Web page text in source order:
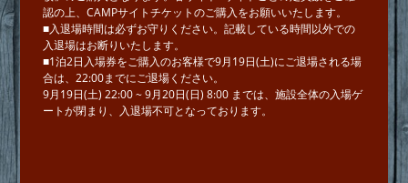
認の上、CAMPサイトチケットのご購⼊をお願いいたします。
■⼊退場時間は必ずお守りください。記載している時間以外での
⼊退場はお断りいたします。
■1泊2⽇⼊場券をご購⼊のお客様で9⽉19⽇(土)にご退場される場
合は、22:00までにご退場ください。
9⽉19⽇(⼟) 22:00 ~ 9⽉20⽇(⽇) 8:00 までは、施設全体の入場ゲ
ートが閉まり、⼊退場不可となっております。